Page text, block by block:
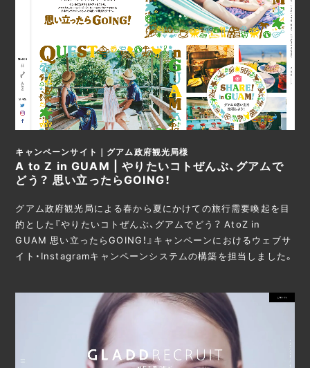
キャンペーンサイト｜グアム政府観光局様
A to Z in GUAM | やりたいコトぜんぶ、グアムで
どう？ 思い立ったらGOING！
グアム政府観光局による春から夏にかけての旅行需要喚起を目
的とした『やりたいコトぜんぶ、グアムでどう？ AtoZ in
GUAM 思い立ったらGOING！』キャンペーンにおけるウェブサ
イト・Instagramキャンペーンシステムの構築を担当しました。